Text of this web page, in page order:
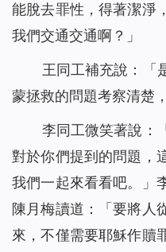
能脫去罪性，得著潔淨
我們交通交通啊？」
王同工補充說：「
蒙拯救的問題考察清楚
李同工微笑著說：
對於你們提到的問題，
我們一起來看看吧。」
陳月梅讀道：「要將人
來，不僅需要耶穌作贖